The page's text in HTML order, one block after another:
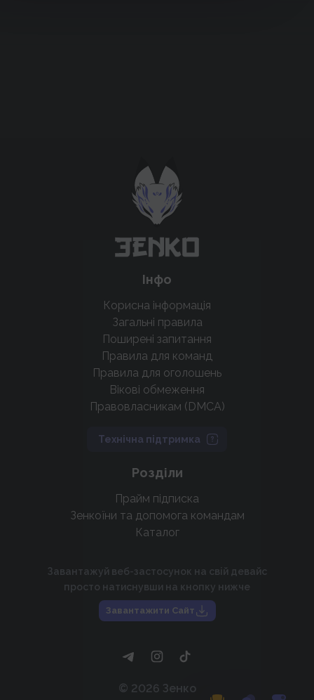
крутих нововведень
Підтримати проєкт
Інфо
Корисна інформація
Загальні правила
Поширені запитання
Правила для команд
Правила для оголошень
Вікові обмеження
Правовласникам (DMCA)
Технічна підтримка
Розділи
Прайм підписка
Зенкоїни та допомога командам
Каталог
Завантажуй веб-застосунок на свій девайс
просто натиснувши на кнопку нижче
Завантажити Сайт
© 2026 Зенко